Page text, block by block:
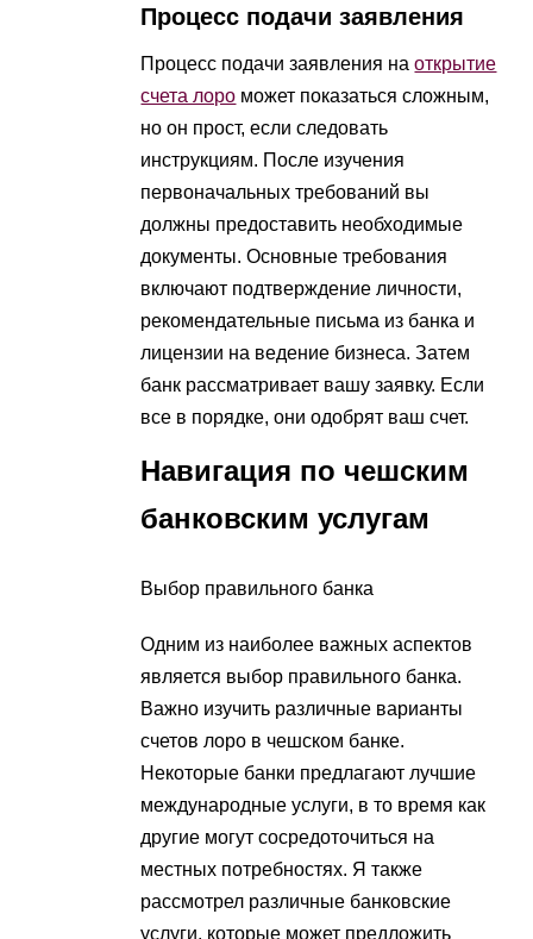
Процесс подачи заявления
Процесс подачи заявления наоткрытие
счета лоро может показаться сложным,
но он прост, если следовать
инструкциям. После изучения
первоначальных требований вы
должны предоставить необходимые
документы. Основные требования
включают подтверждение личности,
рекомендательные письма из банка и
лицензии на ведение бизнеса. Затем
банк рассматривает вашу заявку. Если
все в порядке, они одобрят ваш счет.
Навигация по чешским
банковским услугам
Выбор правильного банка
Одним из наиболее важных аспектов
является выбор правильного банка.
Важно изучить различные варианты
счетов лоро в чешском банке.
Некоторые банки предлагают лучшие
международные услуги, в то время как
другие могут сосредоточиться на
местных потребностях. Я также
рассмотрел различные банковские
услуги, которые может предложить